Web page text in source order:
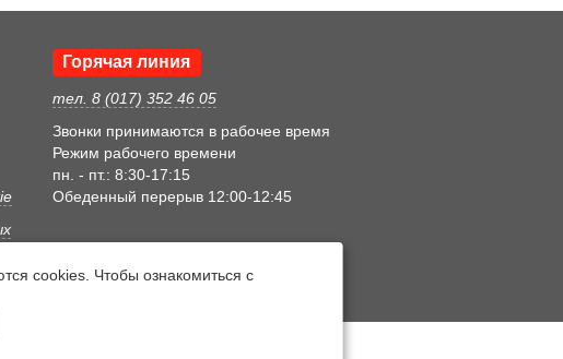
Горячая линия
тел. 8 (017) 352 46 05
Звонки принимаются в рабочее время
Режим рабочего времени
пн. - пт.: 8:30-17:15
Обеденный перерыв 12:00-12:45
cookies. Чтобы ознакомиться с